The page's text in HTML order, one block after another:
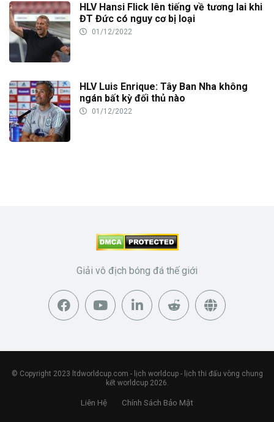
HLV Hansi Flick lên tiếng về tương lai khi
ĐT Đức có nguy cơ bị loại
01/12/2022
HLV Luis Enrique: Tây Ban Nha không
ngán bất kỳ đối thủ nào
01/12/2022
Giải vô địch bóng đá thế giới
© Copyright 2023 ltdworldcup.com - lịch worldcup - lịch thi đấu vòng chung
kết worldcup 2026.
Liên Hệ Chính Sách Bảo Mật